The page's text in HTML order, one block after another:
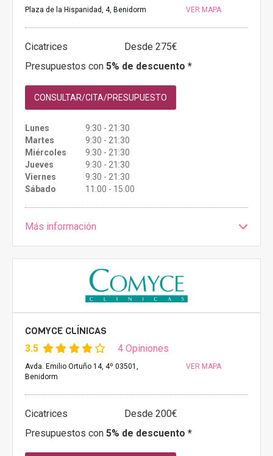
Plaza de la Hispanidad, 4, Benidorm VER MAPA
Cicatrices
Desde 275€
Presupuestos con 5% de descuento *
CONSULTAR/CITA/PRESUPUESTO
Lunes
9:30 - 21:30
Martes
9:30 - 21:30
Miércoles
9:30 - 21:30
Jueves
9:30 - 21:30
Viernes
9:30 - 21:30
Sábado
11:00 - 15:00
Más información
COMYCE CLÍNICAS
3.5 4 Opiniones
Avda. Emilio Ortuño 14, 4º 03501,
Benidorm
VER MAPA
Cicatrices
Desde 200€
Presupuestos con 5% de descuento *